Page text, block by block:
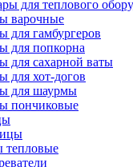
для теплового
варочные
для гамбургеров
для попкорна
для сахарной ваты
для хот-догов
для шаурмы
пончиковые
тепловые